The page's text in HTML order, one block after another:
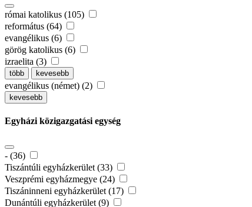
római katolikus (105)
református (64)
evangélikus (6)
görög katolikus (6)
izraelita (3)
több kevesebb
evangélikus (német) (2)
kevesebb
Egyházi közigazgatási egység
- (36)
Tiszántúli egyházkerület (33)
Veszprémi egyházmegye (24)
Tiszáninneni egyházkerület (17)
Dunántúli egyházkerület (9)